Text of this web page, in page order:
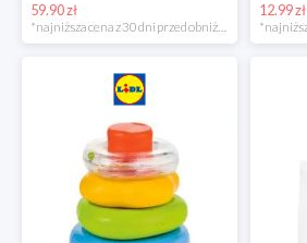
59.90 zł
*najniższa cena z 30 dni przed obniżką
12.99 zł